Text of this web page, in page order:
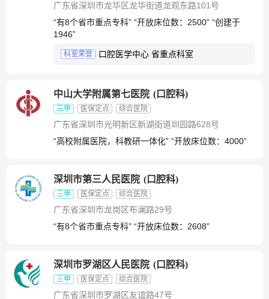
广东省深圳市龙华区龙华街道龙观东路101号
“有8个省市重点专科” “开放床位数：2500” “创建于
1946”
科室荣誉 口腔医学中心 省重点科室
中山大学附属第七医院 ( 口腔科)
三甲 医保定点 综合医院
广东省深圳市光明新区新湖街道圳园路628号
“高校附属医院，科教研一体化” “开放床位数：4000”
深圳市第三人民医院 ( 口腔科)
三甲 医保定点 综合医院
广东省深圳市龙岗区布澜路29号
“有8个省市重点专科” “开放床位数：2608”
深圳市罗湖区人民医院 ( 口腔科)
三甲 医保定点 综合医院
广东省深圳市罗湖区友谊路47号